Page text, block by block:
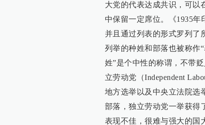
大党的代表达成共识，可以
中保留一定席位。《1935年
并且通过列表的形式罗列了
列举的种姓和部落也被称作
姓”是个中性的称谓，不带
立劳动党（Independent
地方选举以及中央立法院选
部落，独立劳动党一举获得
表现不佳，很难与强大的国